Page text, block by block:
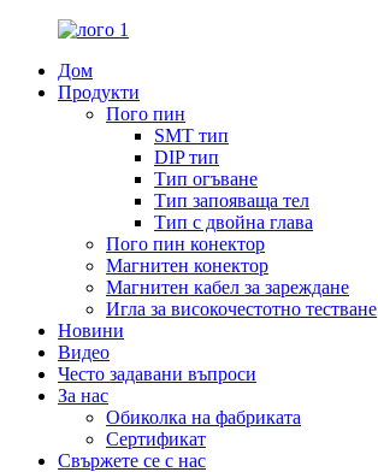
Дом
Продукти
Пого пин
SMT тип
DIP тип
Тип огъване
Тип запояваща тел
Тип с двойна глава
Пого пин конектор
Магнитен конектор
Магнитен кабел за зареждане
Игла за високочестотно тестване
Новини
Видео
Често задавани въпроси
За нас
Обиколка на фабриката
Сертификат
Свържете се с нас